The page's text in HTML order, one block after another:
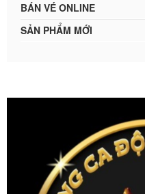
BÁN VÉ ONLINE
SẢN PHẨM MỚI